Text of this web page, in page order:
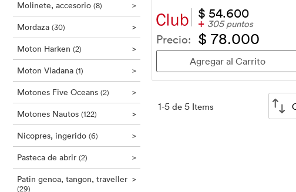
>
Molinete, accesorio (8)
>
Mordaza (30)
>
Moton Harken (2)
>
Moton Viadana (1)
>
Motones Five Oceans (2)
>
Motones Nautos (122)
>
Nicopres, ingerido (6)
>
Pasteca de abrir (2)
>
Patin genoa, tangon, traveller
(29)
$ 54.600
+ 305 puntos
Precio: $ 78.000
1-5 de 5 Items